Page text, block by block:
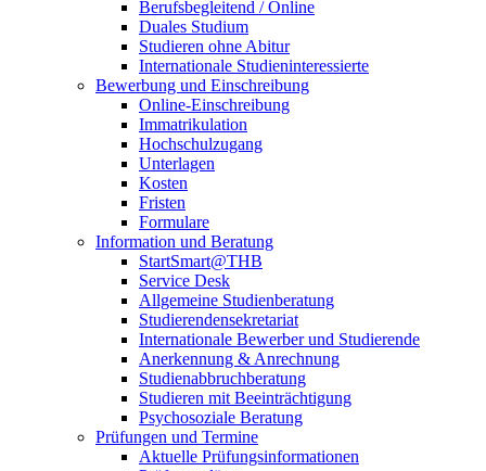
Berufsbegleitend / Online
Duales Studium
Studieren ohne Abitur
Internationale Studieninteressierte
Bewerbung und Einschreibung
Online-Einschreibung
Immatrikulation
Hochschulzugang
Unterlagen
Kosten
Fristen
Formulare
Information und Beratung
StartSmart@THB
Service Desk
Allgemeine Studienberatung
Studierendensekretariat
Internationale Bewerber und Studierende
Anerkennung & Anrechnung
Studienabbruchberatung
Studieren mit Beeinträchtigung
Psychosoziale Beratung
Prüfungen und Termine
Aktuelle Prüfungsinformationen